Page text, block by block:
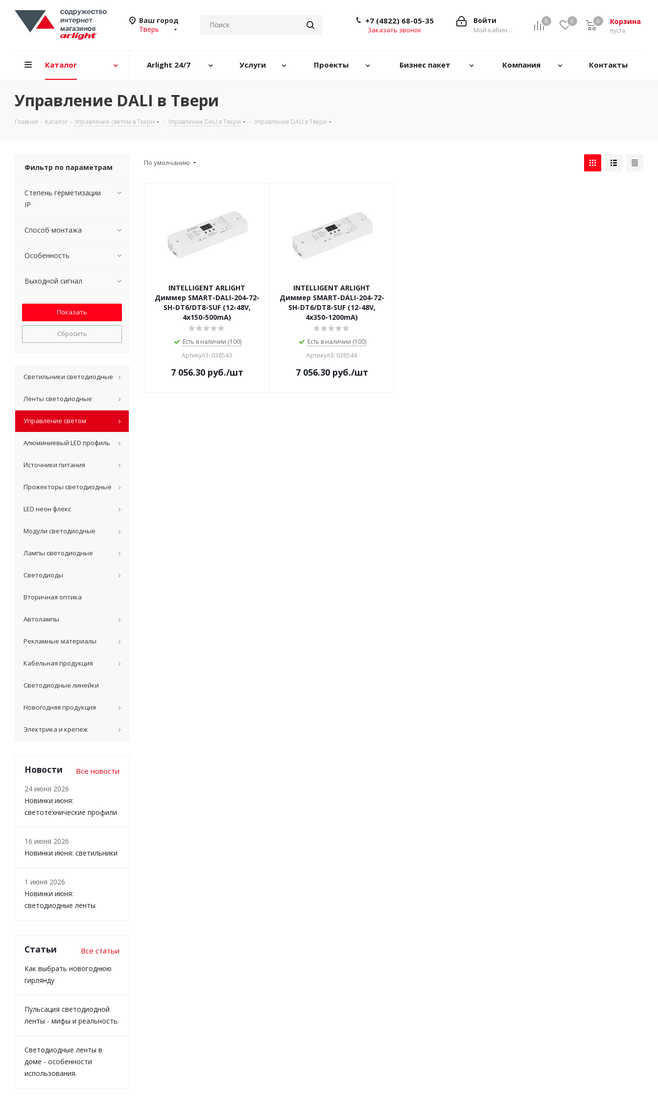
Ваш город
Тверь
0 0 Корзина
0
пуста
0
Войти
Мой кабинет
+7 (4822) 68-05-35
Заказать звонок
Каталог Arlight 24/7 Услуги Проекты Бизнес пакет Компания Контакты
Управление DALI в Твери
Главная - Каталог - Управление светом в Твери - Управление DALI в Твери - Управление DALI в Твери
По умолчанию
INTELLIGENT ARLIGHT
Диммер SMART-DALI-204-72-
SH-DT6/DT8-SUF (12-48V,
4x150-500mA)
Есть в наличии (100)
Артикул3: 038543
7 056.30руб./шт
INTELLIGENT ARLIGHT
Диммер SMART-DALI-204-72-
SH-DT6/DT8-SUF (12-48V,
4x350-1200mA)
Есть в наличии (100)
Артикул3: 038544
7 056.30руб./шт
Фильтр по параметрам
Степень герметизации
IP
Способ монтажа
Особенность
Выходной сигнал
Сбросить
Светильники светодиодные
Ленты светодиодные
Управление светом
Алюминиевый LED профиль
Источники питания
Прожекторы светодиодные
LED неон флекс
Модули светодиодные
Лампы светодиодные
Светодиоды
Вторичная оптика
Автолампы
Рекламные материалы
Кабельная продукция
Светодиодные линейки
Новогодняя продукция
Электрика и крепеж
Новости Все новости
24 июня 2026
Новинки июня:
светотехнические профили
16 июня 2026
Новинки июня: светильники
1 июня 2026
Новинки июня:
светодиодные ленты
Статьи Все статьи
Как выбрать новогоднюю
гирлянду
Пульсация светодиодной
ленты - мифы и реальность.
Светодиодные ленты в
доме - особенности
использования.